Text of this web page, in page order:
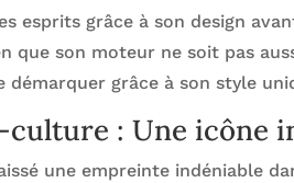
esprits grâce à son design
que son moteur ne soit pas
démarquer grâce à son style
culture : Une icône
une empreinte indéniable